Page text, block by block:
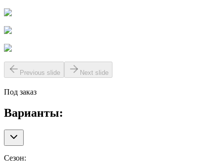
Previous slide Next slide
Под заказ
Варианты:
Сезон: